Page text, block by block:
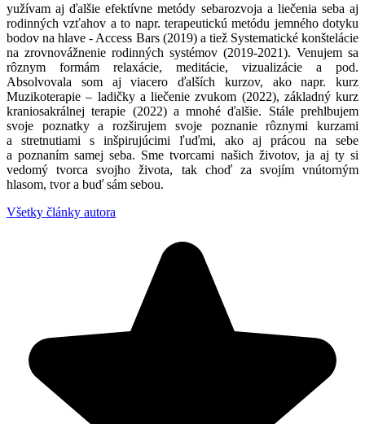
yužívam aj ďalšie efektívne metódy sebarozvoja a liečenia seba aj
rodinných vzťahov a to napr. terapeutickú metódu jemného dotyku
bodov na hlave - Access Bars (2019) a tiež Systematické konštelácie
na zrovnovážnenie rodinných systémov (2019-2021). Venujem sa
rôznym formám relaxácie, meditácie, vizualizácie a pod.
Absolvovala som aj viacero ďalších kurzov, ako napr. kurz
Muzikoterapie – ladičky a liečenie zvukom (2022), základný kurz
kraniosakrálnej terapie (2022) a mnohé ďalšie. Stále prehlbujem
svoje poznatky a rozširujem svoje poznanie rôznymi kurzami
a stretnutiami s inšpirujúcimi ľuďmi, ako aj prácou na sebe
a poznaním samej seba. Sme tvorcami našich životov, ja aj ty si
vedomý tvorca svojho života, tak choď za svojím vnútorným
hlasom, tvor a buď sám sebou.
Všetky články autora